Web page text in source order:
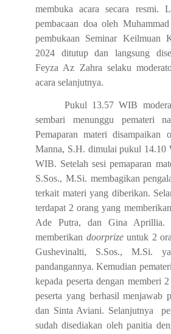
membuka acara secara resmi.
pembacaan doa oleh
pembukaan Seminar Keilmuan
2024 ditutup dan langsung
Feyza Az Zahra selaku
acara selanjutnya.
Pukul 13.57 WIB
sembari menunggu pemateri
Pemaparan materi disampaikan
Manna, S.H. dimulai pukul
WIB. Setelah sesi pemaparan
S.Sos., M.Si. membagikan
terkait materi yang diberikan.
terdapat 2 orang yang
Ade Putra, dan Gina Aprillia.
memberikan doorprize untuk 2
Gushevinalti, S.Sos., M.Si.
pandangannya. Kemudian
kepada peserta dengan memberi
peserta yang berhasil menjawab
dan Sinta Aviani. Selanjutnya
sudah disediakan oleh panitia